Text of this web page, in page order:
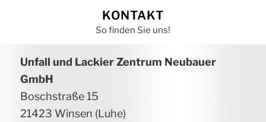
KONTAKT
So finden Sie uns!
Unfall und Lackier Zentrum Neubauer
GmbH
Boschstraße 15
21423 Winsen (Luhe)